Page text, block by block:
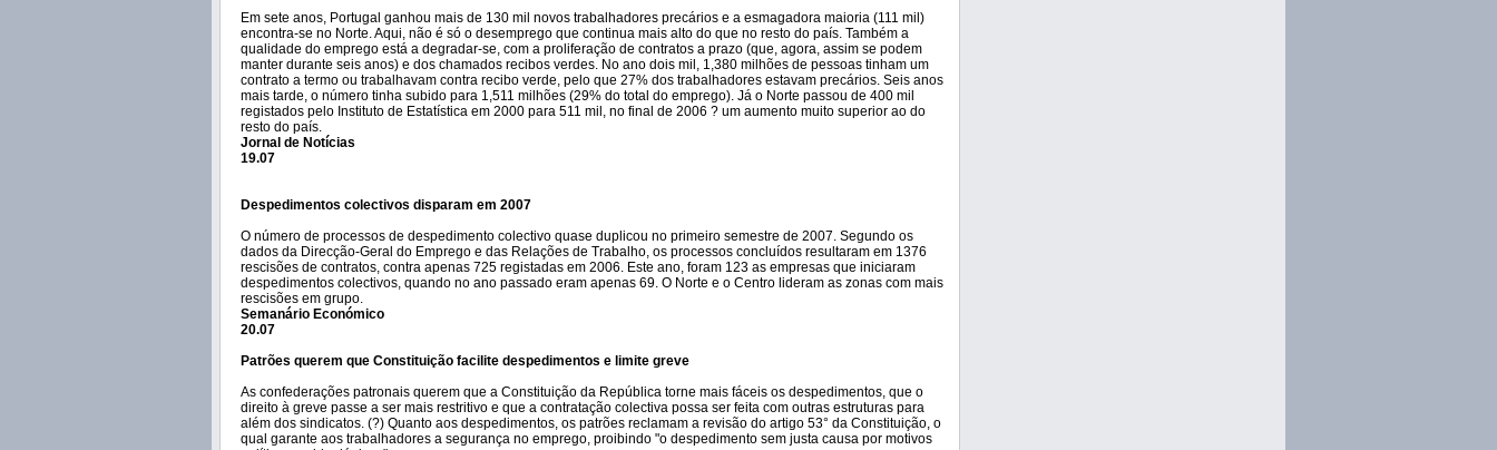
Em sete anos, Portugal ganhou mais de 130 mil novos trabalhadores precários e a esmagadora maioria (111 mil)
encontra-se no Norte. Aqui, não é só o desemprego que continua mais alto do que no resto do país. Também a
qualidade do emprego está a degradar-se, com a proliferação de contratos a prazo (que, agora, assim se podem
manter durante seis anos) e dos chamados recibos verdes. No ano dois mil, 1,380 milhões de pessoas tinham um
contrato a termo ou trabalhavam contra recibo verde, pelo que 27% dos trabalhadores estavam precários. Seis anos
mais tarde, o número tinha subido para 1,511 milhões (29% do total do emprego). Já o Norte passou de 400 mil
registados pelo Instituto de Estatística em 2000 para 511 mil, no final de 2006 ? um aumento muito superior ao do
resto do país.
Jornal de Notícias
19.07
Despedimentos colectivos disparam em 2007
O número de processos de despedimento colectivo quase duplicou no primeiro semestre de 2007. Segundo os
dados da Direcção-Geral do Emprego e das Relações de Trabalho, os processos concluídos resultaram em 1376
rescisões de contratos, contra apenas 725 registadas em 2006. Este ano, foram 123 as empresas que iniciaram
despedimentos colectivos, quando no ano passado eram apenas 69. O Norte e o Centro lideram as zonas com mais
rescisões em grupo.
Semanário Económico
20.07
Patrões querem que Constituição facilite despedimentos e limite greve
As confederações patronais querem que a Constituição da República torne mais fáceis os despedimentos, que o
direito à greve passe a ser mais restritivo e que a contratação colectiva possa ser feita com outras estruturas para
além dos sindicatos. (?) Quanto aos despedimentos, os patrões reclamam a revisão do artigo 53° da Constituição, o
qual garante aos trabalhadores a segurança no emprego, proibindo "o despedimento sem justa causa por motivos